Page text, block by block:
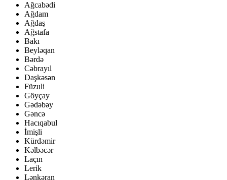
Ağcabədi
Ağdam
Ağdaş
Ağstafa
Bakı
Beyləqan
Bərdə
Cəbrayıl
Daşkəsən
Füzuli
Göyçay
Gədəbəy
Gəncə
Hacıqabul
İmişli
Kürdəmir
Kəlbəcər
Laçın
Lerik
Lənkəran